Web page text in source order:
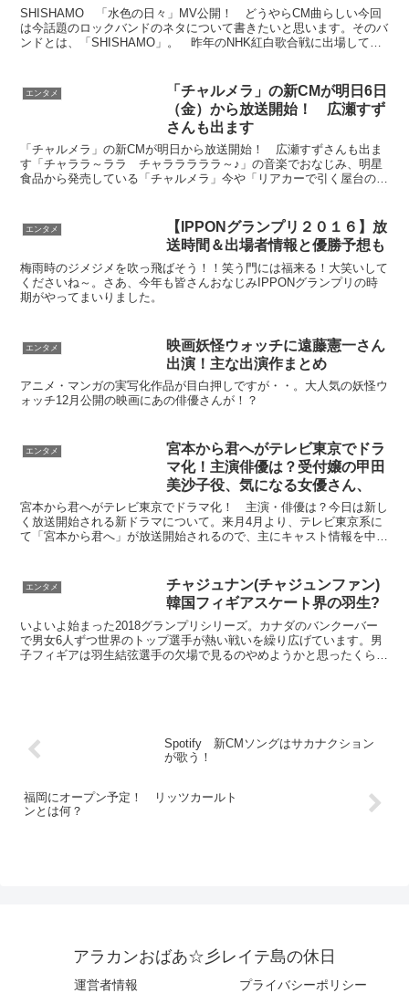
SHISHAMO 「水色の日々」MV公開！ どうやらCM曲らしい今回
は今話題のロックバンドのネタについて書きたいと思います。そのバ
ンドとは、「SHISHAMO」。 昨年のNHK紅白歌合戦に出場して一
エンタメ
「チャルメラ」の新CMが明日6日
（金）から放送開始！ 広瀬すず
さんも出ます
「チャルメラ」の新CMが明日から放送開始！ 広瀬すずさんも出ま
す「チャララ～ララ チャラララララ～♪」の音楽でおなじみ、明星
食品から発売している「チャルメラ」今や「リアカーで引く屋台のラ
エンタメ
【IPPONグランプリ２０１６】放
送時間＆出場者情報と優勝予想も
梅雨時のジメジメを吹っ飛ばそう！！笑う門には福来る！大笑いして
くださいね～。さあ、今年も皆さんおなじみIPPONグランプリの時
期がやってまいりました。
エンタメ
映画妖怪ウォッチに遠藤憲一さん
出演！主な出演作まとめ
アニメ・マンガの実写化作品が目白押しですが・・。大人気の妖怪ウ
ォッチ12月公開の映画にあの俳優さんが！？
エンタメ
宮本から君へがテレビ東京でドラ
マ化！主演俳優は？受付嬢の甲田
美沙子役、気になる女優さん、
宮本から君へがテレビ東京でドラマ化！ 主演・俳優は？今日は新し
く放送開始される新ドラマについて。来月4月より、テレビ東京系に
て「宮本から君へ」が放送開始されるので、主にキャスト情報を中心
エンタメ
チャジュナン(チャジュンファン)
韓国フィギアスケート界の羽生?
いよいよ始まった2018グランプリシリーズ。カナダのバンクーバー
で男女6人ずつ世界のトップ選手が熱い戦いを繰り広げています。男
子フィギアは羽生結弦選手の欠場で見るのやめようかと思ったくらい
Spotify 新CMソングはサカナクション
が歌う！
福岡にオープン予定！ リッツカールト
ンとは何？
アラカンおばあ☆彡レイテ島の休日
運営者情報 プライバシーポリシー